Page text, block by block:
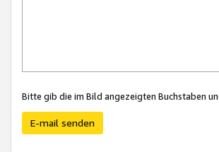
Bitte gib die im Bild angezeigten Buchstaben
E-mail senden